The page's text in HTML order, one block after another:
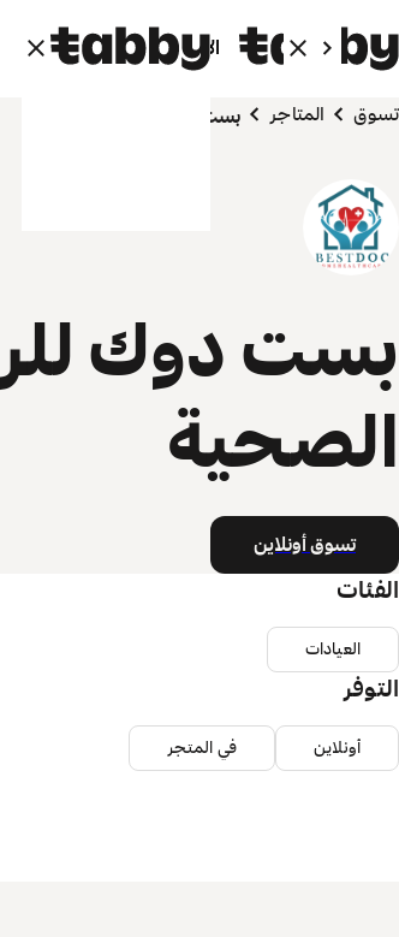
الأفراد الشركاء
تسوق المتاجر بست دوك للرعاية الصحية
بست دوك
الصحية
تسوق أونلاين
الفئات
العيادات
التوفر
أونلاين في المتجر